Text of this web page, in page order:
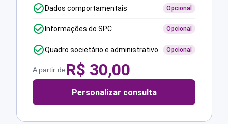
Dados comportamentais Opcional
Informações do SPC Opcional
Quadro societário e administrativo Opcional
A partir deR$ 30,00
Personalizar consulta